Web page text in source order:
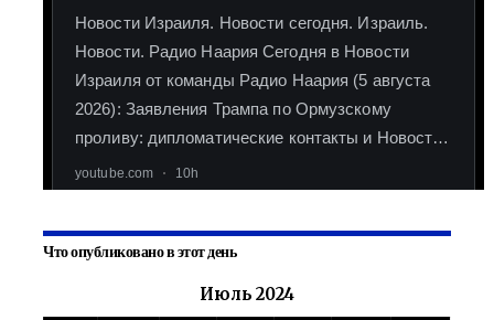
Что опубликовано в этот день
Июль 2024